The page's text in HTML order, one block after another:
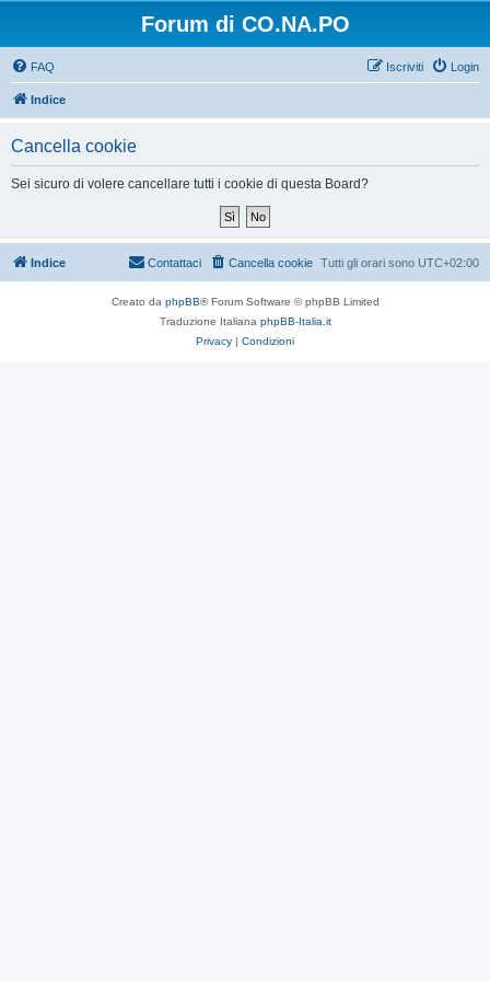
Forum di CO.NA.PO
FAQ Login
Iscriviti
Indice
Cancella cookie
Sei sicuro di volere cancellare tutti i cookie di questa Board?
Indice Tutti gli orari sono UTC+02:00
Cancella cookie
Contattaci
Creato da phpBB® Forum Software © phpBB Limited
Traduzione Italiana phpBB-Italia.it
Privacy | Condizioni